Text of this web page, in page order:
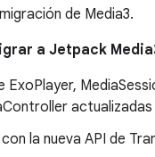
de Media3.
a Jetpack
ExoPlayer,
actualizadas
la nueva API de